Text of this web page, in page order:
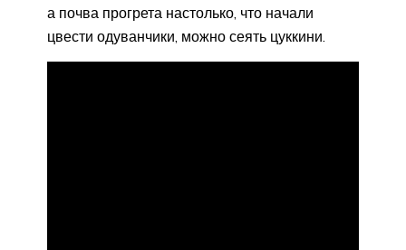
а почва прогрета настолько, что начали
цвести одуванчики, можно сеять цуккини.